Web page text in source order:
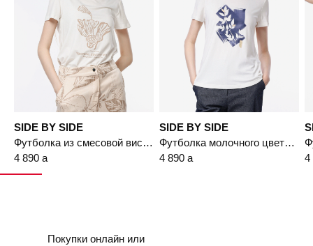
SIDE BY SIDE
Футболка из смесовой вискозы с принтом
4 890 a
SIDE BY SIDE
Футболка молочного цвета с термоаппликацией
4 890 a 4
Покупки онлайн или